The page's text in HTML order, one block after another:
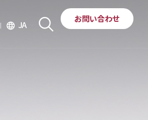
language JA
お問い合わせ